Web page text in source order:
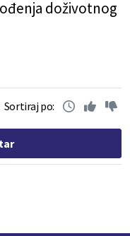
doživotnog
Sortiraj po: